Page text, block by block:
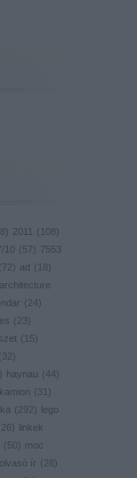
) 2011 ( 108 )
10 ( 57) 7553
72) ad ( 18 )
architecture
( 24)
( 23)
( 15)
32)
) haynau ( 44)
kamion ( 31
)
( 292)
lego
26 )
linkek
( 50) moc
olvasó ír ( 28 )